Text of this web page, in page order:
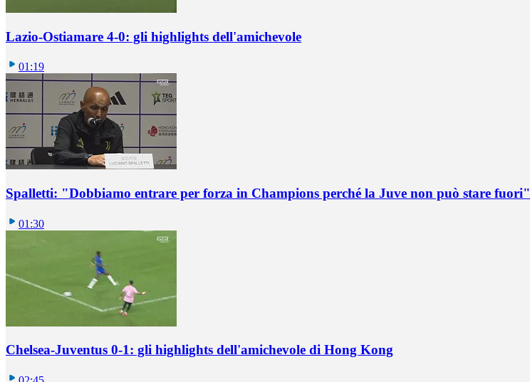
Lazio-Ostiamare 4-0: gli highlights dell'amichevole
01:19
Spalletti: "Dobbiamo entrare per forza in Champions perché la Juve non può stare fuori"
01:30
Chelsea-Juventus 0-1: gli highlights dell'amichevole di Hong Kong